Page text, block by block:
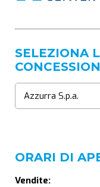
SELEZIONA
ORARI DI
Vendite: